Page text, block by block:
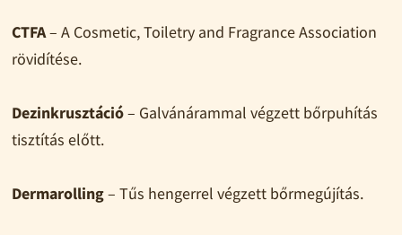
CTFA– A Cosmetic, Toiletry and Fragrance Association
rövidítése.
Dezinkrusztáció– Galvánárammal végzett bőrpuhítás
tisztítás előtt.
Dermarolling– Tűs hengerrel végzett bőrmegújítás.